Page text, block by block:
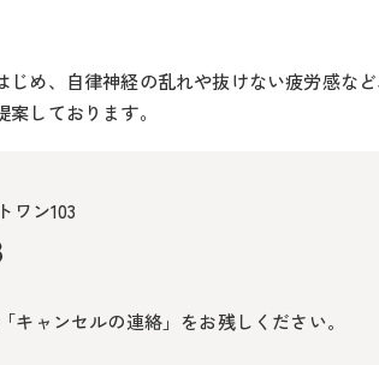
め、自律神経の乱れや抜けない疲労感な
しております。
ワン103
ャンセルの連絡」をお残しください。